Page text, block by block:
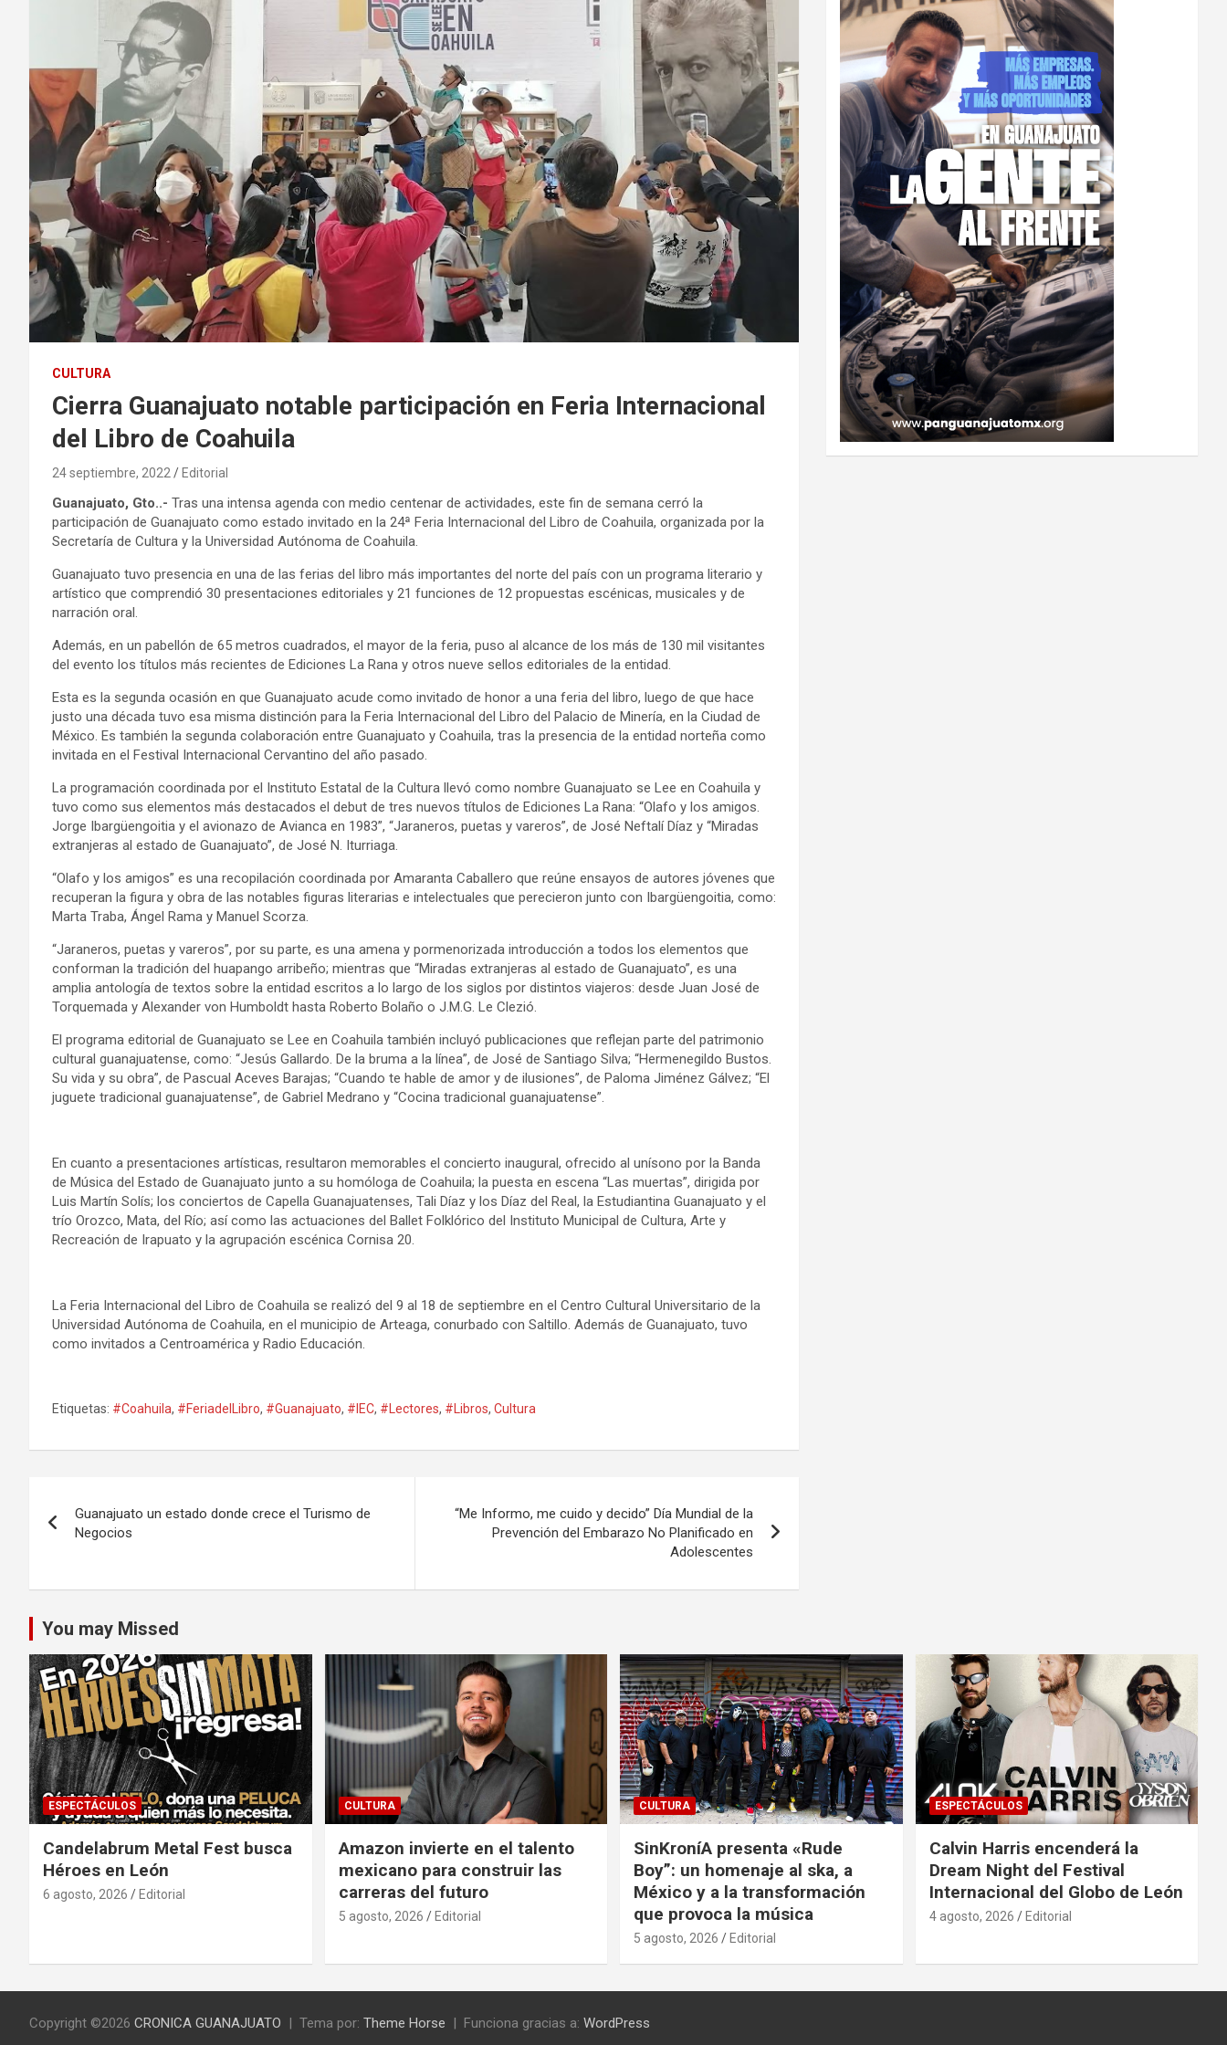
CULTURA
Cierra Guanajuato notable participación en Feria Internacional
del Libro de Coahuila
24 septiembre, 2022 Editorial
Guanajuato, Gto..- Tras una intensa agenda con medio centenar de actividades, este fin de semana cerró la
participación de Guanajuato como estado invitado en la 24ª Feria Internacional del Libro de Coahuila, organizada por la
Secretaría de Cultura y la Universidad Autónoma de Coahuila.
Guanajuato tuvo presencia en una de las ferias del libro más importantes del norte del país con un programa literario y
artístico que comprendió 30 presentaciones editoriales y 21 funciones de 12 propuestas escénicas, musicales y de
narración oral.
Además, en un pabellón de 65 metros cuadrados, el mayor de la feria, puso al alcance de los más de 130 mil visitantes
del evento los títulos más recientes de Ediciones La Rana y otros nueve sellos editoriales de la entidad.
Esta es la segunda ocasión en que Guanajuato acude como invitado de honor a una feria del libro, luego de que hace
justo una década tuvo esa misma distinción para la Feria Internacional del Libro del Palacio de Minería, en la Ciudad de
México. Es también la segunda colaboración entre Guanajuato y Coahuila, tras la presencia de la entidad norteña como
invitada en el Festival Internacional Cervantino del año pasado.
La programación coordinada por el Instituto Estatal de la Cultura llevó como nombre Guanajuato se Lee en Coahuila y
tuvo como sus elementos más destacados el debut de tres nuevos títulos de Ediciones La Rana: “Olafo y los amigos.
Jorge Ibargüengoitia y el avionazo de Avianca en 1983”, “Jaraneros, puetas y vareros”, de José Neftalí Díaz y “Miradas
extranjeras al estado de Guanajuato”, de José N. Iturriaga.
“Olafo y los amigos” es una recopilación coordinada por Amaranta Caballero que reúne ensayos de autores jóvenes que
recuperan la figura y obra de las notables figuras literarias e intelectuales que perecieron junto con Ibargüengoitia, como:
Marta Traba, Ángel Rama y Manuel Scorza.
“Jaraneros, puetas y vareros”, por su parte, es una amena y pormenorizada introducción a todos los elementos que
conforman la tradición del huapango arribeño; mientras que “Miradas extranjeras al estado de Guanajuato”, es una
amplia antología de textos sobre la entidad escritos a lo largo de los siglos por distintos viajeros: desde Juan José de
Torquemada y Alexander von Humboldt hasta Roberto Bolaño o J.M.G. Le Clezió.
El programa editorial de Guanajuato se Lee en Coahuila también incluyó publicaciones que reflejan parte del patrimonio
cultural guanajuatense, como: “Jesús Gallardo. De la bruma a la línea”, de José de Santiago Silva; “Hermenegildo Bustos.
Su vida y su obra”, de Pascual Aceves Barajas; “Cuando te hable de amor y de ilusiones”, de Paloma Jiménez Gálvez; “El
juguete tradicional guanajuatense”, de Gabriel Medrano y “Cocina tradicional guanajuatense”.
En cuanto a presentaciones artísticas, resultaron memorables el concierto inaugural, ofrecido al unísono por la Banda
de Música del Estado de Guanajuato junto a su homóloga de Coahuila; la puesta en escena “Las muertas”, dirigida por
Luis Martín Solís; los conciertos de Capella Guanajuatenses, Tali Díaz y los Díaz del Real, la Estudiantina Guanajuato y el
trío Orozco, Mata, del Río; así como las actuaciones del Ballet Folklórico del Instituto Municipal de Cultura, Arte y
Recreación de Irapuato y la agrupación escénica Cornisa 20.
La Feria Internacional del Libro de Coahuila se realizó del 9 al 18 de septiembre en el Centro Cultural Universitario de la
Universidad Autónoma de Coahuila, en el municipio de Arteaga, conurbado con Saltillo. Además de Guanajuato, tuvo
como invitados a Centroamérica y Radio Educación.
Etiquetas: #Coahuila, #FeriadelLibro, #Guanajuato, #IEC, #Lectores, #Libros, Cultura
de
Guanajuato un estado donde crece el Turismo de
Negocios
“Me Informo, me cuido y decido” Día Mundial de la
Prevención del Embarazo No Planificado en
Adolescentes
You may Missed
ESPECTÁCULOS
Candelabrum Metal Fest busca
Héroes en León
6 agosto, 2026 Editorial
CULTURA
Amazon invierte en el talento
mexicano para construir las
carreras del futuro
5 agosto, 2026 Editorial
CULTURA
SinKroníA presenta «Rude
Boy”: un homenaje al ska, a
México y a la transformación
que provoca la música
5 agosto, 2026 Editorial
ESPECTÁCULOS
Calvin Harris encenderá la
Dream Night del Festival
Internacional del Globo de León
4 agosto, 2026 Editorial
Copyright ©2026 CRONICA GUANAJUATO Tema por: Theme Horse Funciona gracias a: WordPress